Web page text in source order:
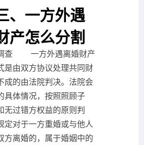
一方外遇
产怎么分割
调查 一方外遇离婚财产
是由双方协议处理共同财
成的由法院判决。法院会
具体情况，按照照顾子
无过错方权益的原则判
定对于一方重婚或与他人
方离婚的，属于婚姻中的